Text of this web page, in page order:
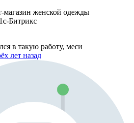
магазин женской одежды
Битрикс
в такую работу, меси
лет назад